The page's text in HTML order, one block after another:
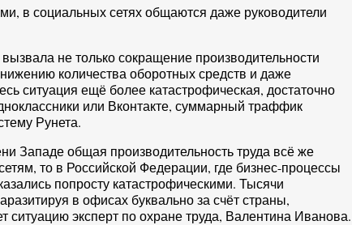
в социальных сетях общаются даже руководители
не только сокращение производительности
количества оборотных средств и даже
ситуация ещё более катастрофическая, достаточно
или Вконтакте, суммарный траффик
Рунета.
Западе общая производительность труда всё же
то в Российской Федерации, где бизнес-процессы
попросту катастрофическими. Тысячи
в офисах буквально за счёт страны,
эксперт по охране труда, Валентина Иванова.